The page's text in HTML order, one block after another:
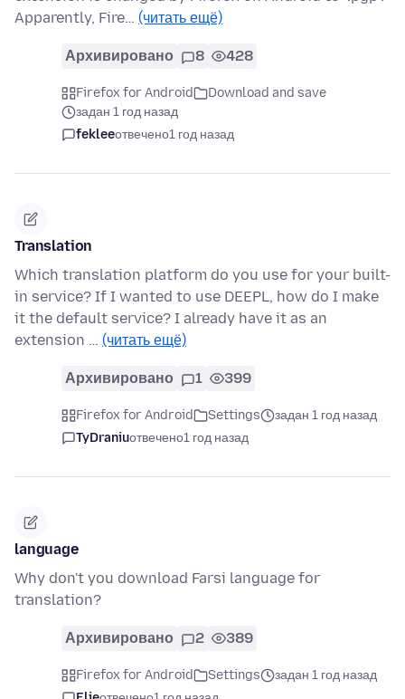
Apparently, Fire… (читать ещё)
Архивировано 8 428
Firefox for Android
Download and save
задан 1 год назад
fekleeотвечено1 год назад
Translation
Which translation platform do you use for your built-
in service? If I wanted to use DEEPL, how do I make
it the default service? I already have it as an
extension … (читать ещё)
Архивировано 1 399
Firefox for Android Settings
задан 1 год назад
TyDraniuотвечено1 год назад
language
Why don't you download Farsi language for
translation?
Архивировано 2 389
Firefox for Android Settings
задан 1 год назад